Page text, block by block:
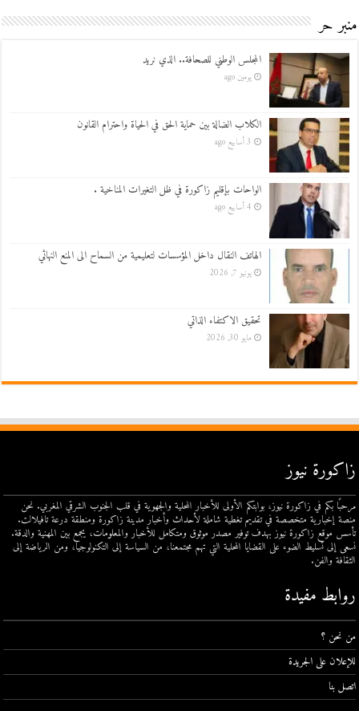
منبر حر
المجلس الوطني للصحافة.. الذي نريد
يومين ago
الكلاب الضالة بين حماية الحق في الحياة واحترام القانون
3 أسابيع ago
الواحات بإقليم زاكورة في ظل التغيرات المناخية .
4 أسابيع ago
الهاتف النقال داخل المؤسسات لتعليمية من السماح الى المنع النهائي
يونيو 7, 2026
تحقيق الاكتفاء الذاتي
مايو 30, 2026
زاكورة نيوز
مرحبًا بكم في زاكورة نيوز، بوابتكم الأولى للأخبار المحلية والجهوية في قلب الجنوب الشرقي المغربي. نحن
منصة إخبارية متخصصة في تقديم تغطية شاملة لأحداث وأخبار مدينة زاكورة ومنطقة درعة تافيلالت.
تأسس موقع زاكورة نيوز بهدف توفير مصدر موثوق ومتكامل للأخبار والمعلومات، يجمع بين المهنية والدقة.
نسعى إلى تسليط الضوء على القضايا المحلية التي تهم مجتمعنا، من السياسة إلى التكنولوجيا، ومن الرياضة إلى
الثقافة والفن.
روابط مفيدة
من نحن ؟
للإعلان على الجريدة
اتصل بنا